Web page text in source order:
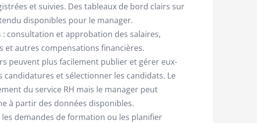
et suivies. Des tableaux de bord clairs sur
disponibles pour le manager.
consultation et approbation des salaires,
et autres compensations financières.
peuvent plus facilement publier et gérer eux-
candidatures et sélectionner les candidats. Le
du service RH mais le manager peut
à partir des données disponibles.
demandes de formation ou les planifier